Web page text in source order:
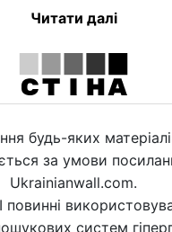
Читати далі
будь-яких
за умови
Ukrainianwall.com.
повинні
систем